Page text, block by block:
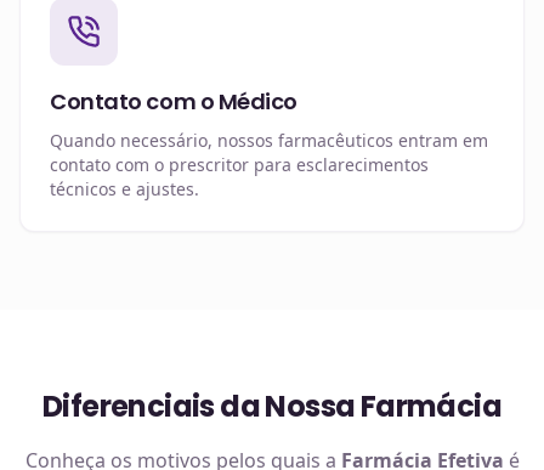
Contato com o Médico
Quando necessário, nossos farmacêuticos entram em
contato com o prescritor para esclarecimentos
técnicos e ajustes.
Diferenciais da Nossa Farmácia
Conheça os motivos pelos quais a Farmácia Efetiva é